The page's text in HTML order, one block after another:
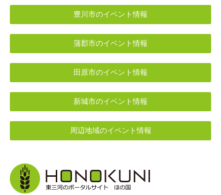
豊川市のイベント情報
蒲郡市のイベント情報
田原市のイベント情報
新城市のイベント情報
周辺地域のイベント情報